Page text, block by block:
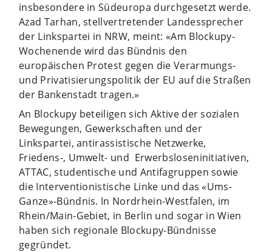
insbesondere in Südeuropa durchgesetzt werde.
Azad Tarhan, stellvertretender Landessprecher
der Linkspartei in NRW, meint: «Am Blockupy-
Wochenende wird das Bündnis den
europäischen Protest gegen die Verarmungs-
und Privatisierungspolitik der EU auf die Straßen
der Bankenstadt tragen.»
An Blockupy beteiligen sich Aktive der sozialen
Bewegungen, Gewerkschaften und der
Linkspartei, antirassistische Netzwerke,
Friedens-, Umwelt- und Erwerbsloseninitiativen,
ATTAC, studentische und Antifagruppen sowie
die Interventionistische Linke und das «Ums-
Ganze»-Bündnis. In Nordrhein-Westfalen, im
Rhein/Main-Gebiet, in Berlin und sogar in Wien
haben sich regionale Blockupy-Bündnisse
gegründet.